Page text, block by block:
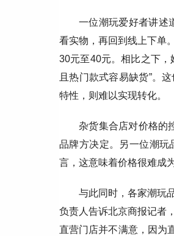
一位潮玩爱好者讲述
看实物，再回到线上下单
30元至40元。相比之下，
且热门款式容易缺货”。
特性，则难以实现转化。
杂货集合店对价格的
品牌方决定。另一位潮玩
言，这意味着价格很难成
与此同时，各家潮玩
负责人告诉北京商报记者
直营门店并不满意，因为